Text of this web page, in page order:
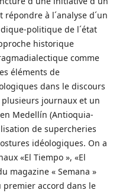
à l´analyse d´un
politique de l´état
historique
comme
éléments de
dans le discours
journaux et un
Medellín (Antioquia-
de supercheries
idéologiques. On a
«El Tiempo », «El
magazine « Semana »
accord dans le